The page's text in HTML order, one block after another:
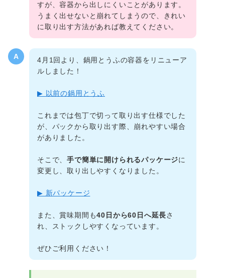
すが、容器から出しにくいことがあります。
うまく出せないと崩れてしまうので、きれい
に取り出す方法があれば教えてください。
A
4月1回より、鍋用とうふの容器をリニューア
ルしました！
▶ 以前の鍋用とうふ
これまでは包丁で切って取り出す仕様でした
が、パックから取り出す際、崩れやすい場合
がありました。
そこで、手で簡単に開けられるパッケージに
変更し、取り出しやすくなりました。
▶ 新パッケージ
また、賞味期間も40日から60日へ延長さ
れ、ストックしやすくなっています。
ぜひご利用ください！